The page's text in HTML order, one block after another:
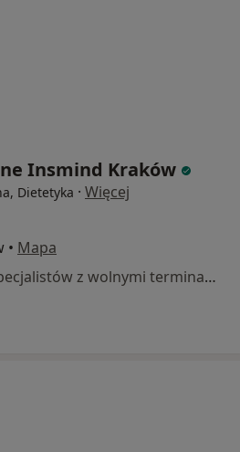
Insmind Kraków
Dietetyka · Więcej
• Mapa
Brak dostępnych specjalistów z wolnymi terminami w tym centrum medycznym.